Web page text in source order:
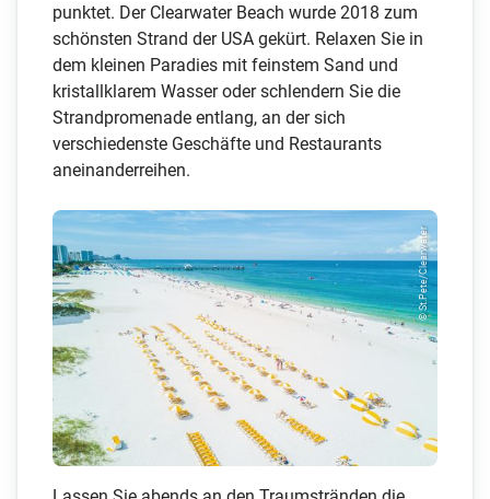
punktet. Der Clearwater Beach wurde 2018 zum
schönsten Strand der USA gekürt. Relaxen Sie in
dem kleinen Paradies mit feinstem Sand und
kristallklarem Wasser oder schlendern Sie die
Strandpromenade entlang, an der sich
verschiedenste Geschäfte und Restaurants
aneinanderreihen.
© St.Pete/Clearwater